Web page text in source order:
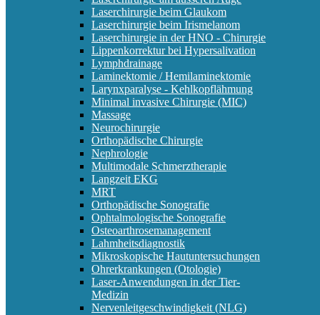
Laserchirurgie beim Glaukom
Laserchirurgie beim Irismelanom
Laserchirurgie in der HNO - Chirurgie
Lippenkorrektur bei Hypersalivation
Lymphdrainage
Laminektomie / Hemilaminektomie
Larynxparalyse - Kehlkopflähmung
Minimal invasive Chirurgie (MIC)
Massage
Neurochirurgie
Orthopädische Chirurgie
Nephrologie
Multimodale Schmerztherapie
Langzeit EKG
MRT
Orthopädische Sonografie
Ophtalmologische Sonografie
Osteoarthrosemanagement
Lahmheitsdiagnostik
Mikroskopische Hautuntersuchungen
Ohrerkrankungen (Otologie)
Laser-Anwendungen in der Tier-
Medizin
Nervenleitgeschwindigkeit (NLG)